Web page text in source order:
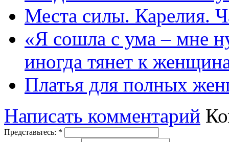
Места силы. Карелия.
«Я сошла с ума – мне
иногда тянет к
Платья для полных
Написать комментарий
Представьтесь: *